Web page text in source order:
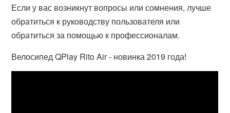
Если у вас возникнут вопросы или сомнения, лучше
обратиться к руководству пользователя или
обратиться за помощью к профессионалам.
Велосипед QPlay Rito Air - новинка 2019 года!